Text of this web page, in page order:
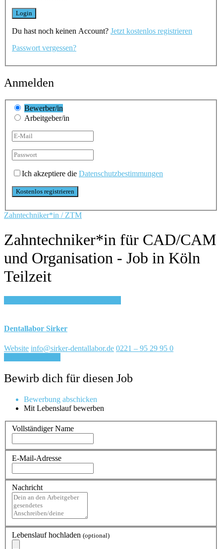
Du hast noch keinen Account? Jetzt kostenlos registrieren
Passwort vergessen?
Anmelden
Bewerber/in
Arbeitgeber/in
Ich akzeptiere die Datenschutzbestimmungen
Zahntechniker*in / ZTM
Zahntechniker*in für CAD/CAM
und Organisation - Job in Köln
Teilzeit
Dentallabor Sirker
Website info@sirker-dentallabor.de 0221 – 95 29 95 0
Bewirb dich für diesen Job
Bewerbung abschicken
Mit Lebenslauf bewerben
Vollständiger Name
E-Mail-Adresse
Nachricht
Lebenslauf hochladen (optional)